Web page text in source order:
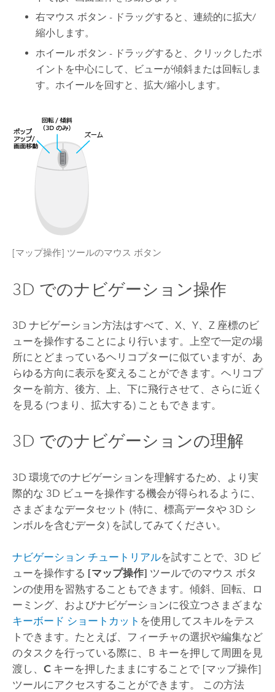
右マウス ボタン - ドラッグすると、連続的に拡大/
縮小します。
ホイール ボタン - ドラッグすると、クリックしたポ
イントを中心にして、ビューが傾斜または回転しま
す。ホイールを回すと、拡大/縮小します。
[マップ操作] ツールのマウス ボタン
3D でのナビゲーション操作
3D ナビゲーション方法はすべて、X、Y、Z 座標のビ
ューを操作することにより行います。上空で一定の場
所にとどまっているヘリコプターに似ていますが、あ
らゆる方向に表示を変えることができます。ヘリコプ
ターを前方、後方、上、下に飛行させて、さらに近く
を見る (つまり、拡大する) こともできます。
3D でのナビゲーションの理解
3D 環境でのナビゲーションを理解するため、より実
際的な 3D ビューを操作する機会が得られるように、
さまざまなデータセット (特に、標高データや 3D シ
ンボルを含むデータ) を試してみてください。
ナビゲーション チュートリアルを試すことで、3D ビ
ューを操作する [マップ操作] ツールでのマウス ボタ
ンの使用を習熟することもできます。傾斜、回転、ロ
ーミング、およびナビゲーションに役立つさまざまな
キーボード ショートカット を使用してスキルをテス
トできます。たとえば、フィーチャの選択や編集など
のタスクを行っている際に、
B キーを押して周囲を見
渡し、 Cキーを押したままにすることで [マップ操作]
ツールにアクセスすることができます。 この方法